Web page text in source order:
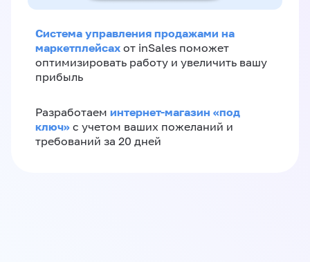
Система управления продажами на
маркетплейсах от inSales поможет
оптимизировать работу и увеличить вашу
прибыль
Разработаем интернет-магазин «‎под
ключ»‎ с учетом ваших пожеланий и
требований за 20 дней